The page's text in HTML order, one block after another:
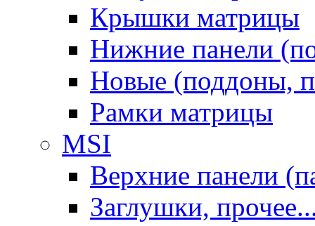
Крышки матрицы
Нижние панели
Новые (поддоны,
Рамки матрицы
MSI
Верхние панели
Заглушки,